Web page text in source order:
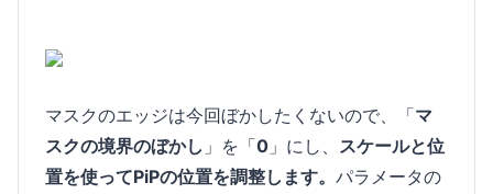
マスクのエッジは今回ぼかしたくないので、「マ
スクの境界のぼかし 」を「0 」にし、 スケールと位
置を使ってPiPの位置を調整します。 パラメータの